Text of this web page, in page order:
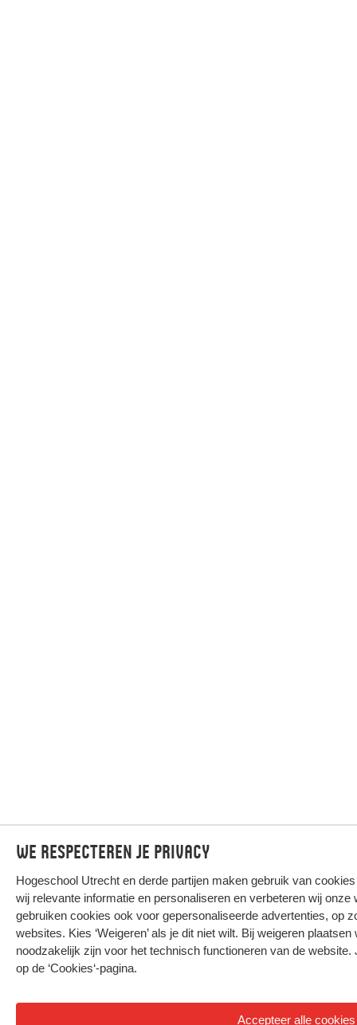
We respecteren je privacy
Hogeschool Utrecht en derde partijen maken gebruik van
wij relevante informatie en personaliseren en verbeteren wij
gebruiken cookies ook voor gepersonaliseerde advertenties, op
websites. Kies ‘Weigeren’ als je dit niet wilt. Bij weigeren
noodzakelijk zijn voor het technisch functioneren van de
op de ‘Cookies‘-pagina.
Accepteer alle cookies